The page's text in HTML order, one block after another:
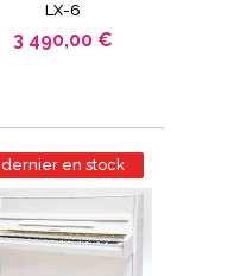
LX-6
3 490,00 €
dernier en stock